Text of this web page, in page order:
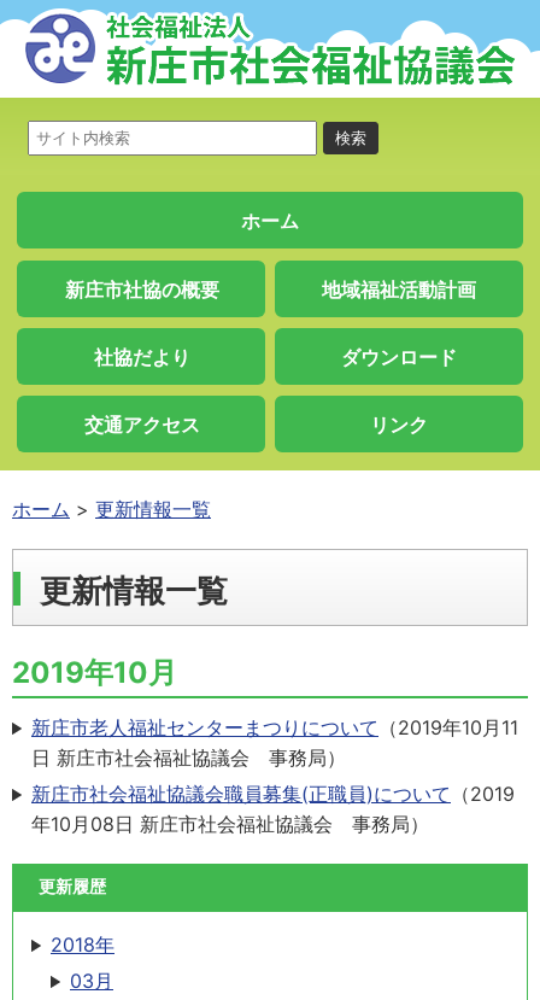
ホーム
新庄市社協の概要 地域福祉活動計画
社協だより ダウンロード
交通アクセス リンク
ホーム 更新情報一覧
更新履歴
2018年
03月
更新情報一覧
2019年10月
新庄市老人福祉センターまつりについて （2019年10月11
日 新庄市社会福祉協議会 事務局）
新庄市社会福祉協議会職員募集(正職員)について （2019
年10月08日 新庄市社会福祉協議会 事務局）